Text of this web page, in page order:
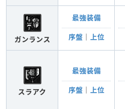
ガンランス
最強装備
序盤 上位
スラアク
最強装備
序盤 上位